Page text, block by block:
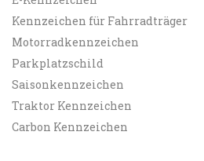
Kennzeichen für Fahrradträger
Motorradkennzeichen
Parkplatzschild
Saisonkennzeichen
Traktor Kennzeichen
Carbon Kennzeichen